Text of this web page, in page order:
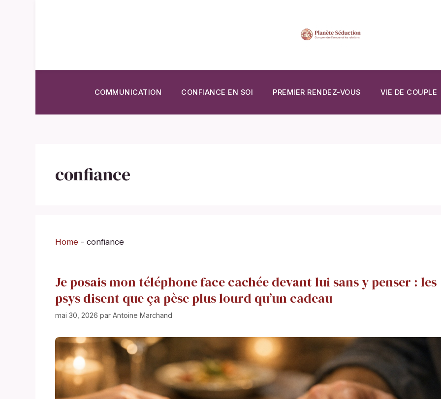
COMMUNICATION CONFIANCE EN SOI PREMIER RENDEZ-VOUS VIE DE COUPLE
confiance
Home - confiance
Je posais mon téléphone face cachée devant lui sans y penser : les
psys disent que ça pèse plus lourd qu’un cadeau
mai 30, 2026 par Antoine Marchand